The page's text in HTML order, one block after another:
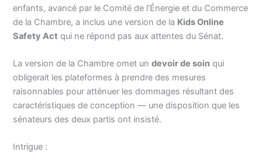
enfants, avancé par le Comité de l’Énergie et du Commerce
de la Chambre, a inclus une version de la Kids Online
Safety Act qui ne répond pas aux attentes du Sénat.
La version de la Chambre omet undevoir de soin qui
obligerait les plateformes à prendre des mesures
raisonnables pour atténuer les dommages résultant des
caractéristiques de conception — une disposition que les
sénateurs des deux partis ont insisté.
Intrigue :